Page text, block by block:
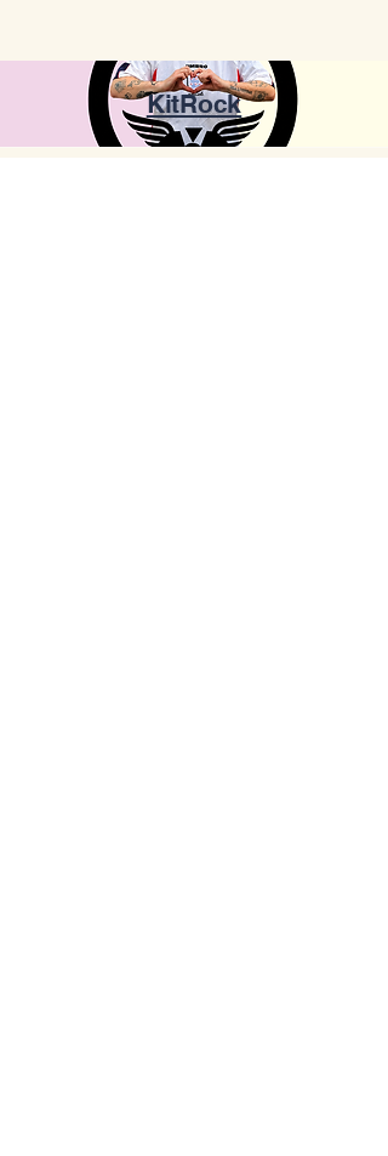
KitRock